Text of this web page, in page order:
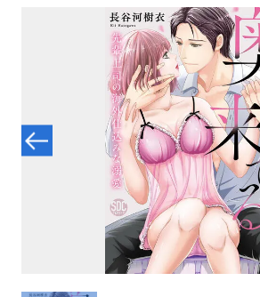
鉄道・バス
コミック・ラノベ
プロレス